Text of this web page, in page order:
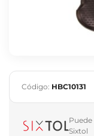
Código: HBC10131
Sixtol